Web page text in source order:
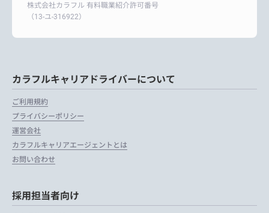
株式会社カラフル 有料職業紹介許可番号
（13-ユ-316922）
カラフルキャリアドライバーについて
ご利用規約
プライバシーポリシー
運営会社
カラフルキャリアエージェントとは
お問い合わせ
採用担当者向け